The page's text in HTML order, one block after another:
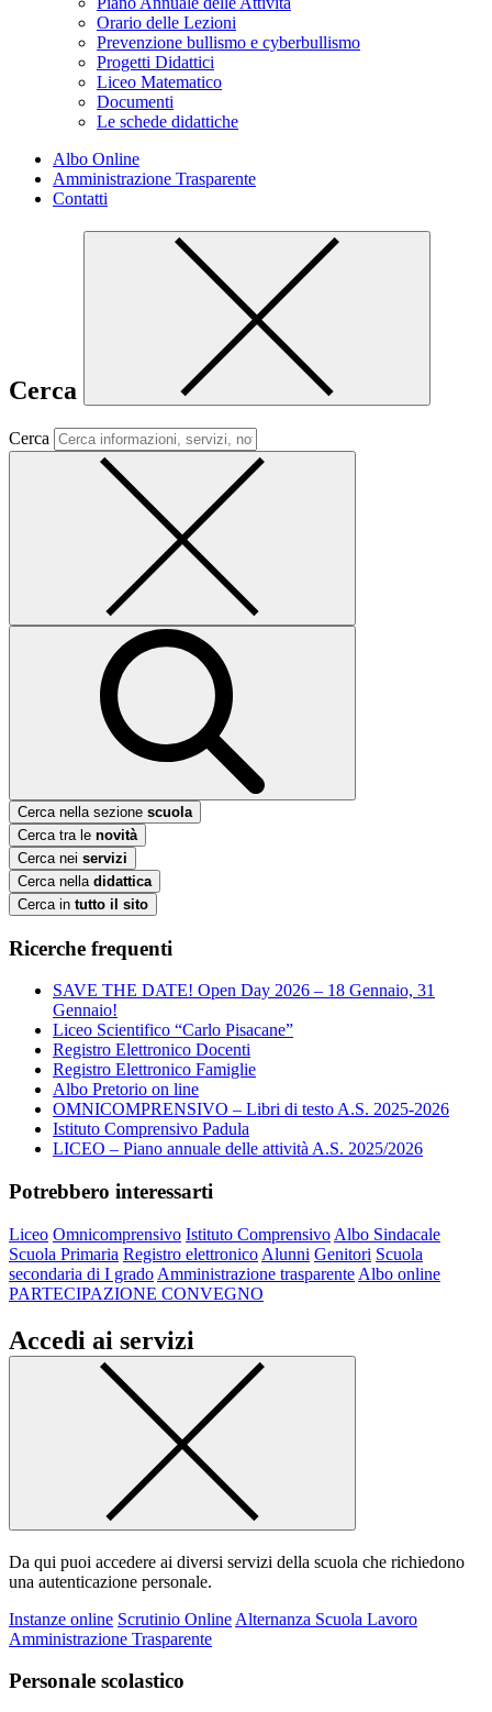
Orario delle Lezioni
Prevenzione bullismo e cyberbullismo
Progetti Didattici
Liceo Matematico
Documenti
Le schede didattiche
Albo Online
Amministrazione Trasparente
Contatti
Cerca
Cerca
Cerca nella sezione scuola
Cerca tra le novità
Cerca nei servizi
Cerca nella didattica
Cerca in tutto il sito
Ricerche frequenti
SAVE THE DATE! Open Day 2026 – 18 Gennaio, 31
Gennaio!
Liceo Scientifico “Carlo Pisacane”
Registro Elettronico Docenti
Registro Elettronico Famiglie
Albo Pretorio on line
OMNICOMPRENSIVO – Libri di testo A.S. 2025-2026
Istituto Comprensivo Padula
LICEO – Piano annuale delle attività A.S. 2025/2026
Potrebbero interessarti
Liceo Omnicomprensivo Istituto Comprensivo Albo Sindacale
Scuola Primaria Registro elettronico Alunni Genitori Scuola
secondaria di I grado Amministrazione trasparente Albo online
PARTECIPAZIONE CONVEGNO
Accedi ai servizi
Da qui puoi accedere ai diversi servizi della scuola che richiedono
una autenticazione personale.
Instanze online Scrutinio Online Alternanza Scuola Lavoro
Amministrazione Trasparente
Personale scolastico